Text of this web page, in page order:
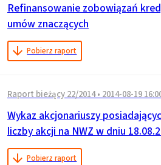
Refinansowanie zobowiązań
umów znaczących
Pobierz raport
Raport bieżący 22/2014 • 2014-08-19
Wykaz akcjonariuszy
liczby akcji na NWZ w dniu
Pobierz raport